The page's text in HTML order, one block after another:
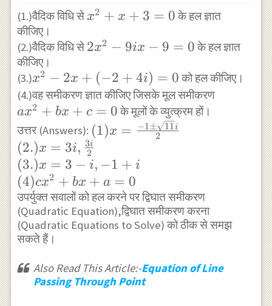
\\ \Rightarrow b^{2}
n^{2}+b^{2} m^{2}-2 m
n b^{2}-m^{2} b^{2}-
n^{2} b^{2}-2 m n
b^{2}=-4 a c(m+n)^{2}
\\ \Rightarrow -4 m n
b^{2}=-4 a c(m+n)^{2}
\\ \Rightarrow m n
b^{2}=a c(m+n)^{2}
(1.)वैदिक विधि से x^{2}+x+3=0
x2 + x + 3 = 0 के हल ज्ञात
कीजिए।
(2.)वैदिक विधि से 2
i x-9=0
2x2 − 9ix − 9 = 0 के हल ज्ञात
कीजिए।
(3.)x^{2}-2
x+
(-2+4
i)=0
x2 − 2x + (−2 + 4i) = 0 को हल कीजिए।
(4.)वह समीकरण ज्ञात कीजिए जिसके मूल समीकरणa
ax2 + bx + c = 0 के मूलों के व्युत्क्रम हों।
उत्तर (Answers): (1)x=\frac{-1
\pm
\sqrt{11} i}
{2} \\ (2.)
x=3 i, \frac{3
i}{2} \\ (3.)
x=3-i,-1+i \\
x^{2}+b
x+a=0
(1)x = 2
−1± 11i
(2.)x = 3i, 2
3i
(3.)x = 3 − i, −1 + i
(4)cx2 + bx + a = 0
उपर्युक्त सवालों को हल करने पर द्विघात समीकरण
(Quadratic Equation),द्विघात समीकरण करना
(Quadratic Equations to Solve) को ठीक से समझ
सकते हैं।
Also Read This Article:-Equation of Line
Passing Through Point